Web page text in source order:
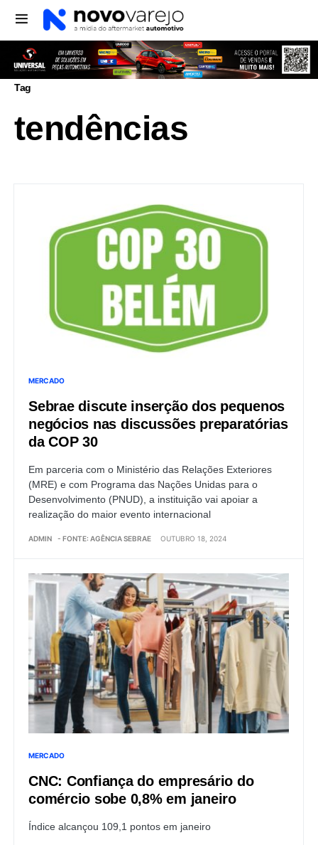
Tag
tendências
MERCADO
Sebrae discute inserção dos pequenos
negócios nas discussões preparatórias
da COP 30
Em parceria com o Ministério das Relações Exteriores
(MRE) e com Programa das Nações Unidas para o
Desenvolvimento (PNUD), a instituição vai apoiar a
realização do maior evento internacional
ADMIN - FONTE: AGÊNCIA SEBRAE OUTUBRO 18, 2024
MERCADO
CNC: Confiança do empresário do
comércio sobe 0,8% em janeiro
Índice alcançou 109,1 pontos em janeiro